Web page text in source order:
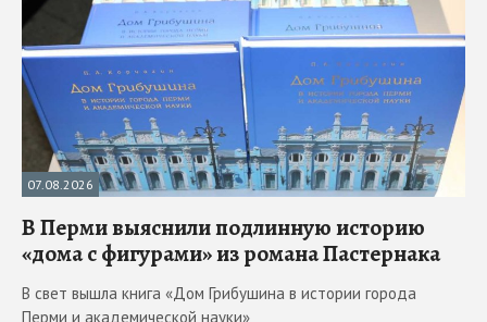
07.08.2026
В Перми выяснили подлинную историю
«дома с фигурами» из романа Пастернака
В свет вышла книга «Дом Грибушина в истории города
Перми и академической науки»